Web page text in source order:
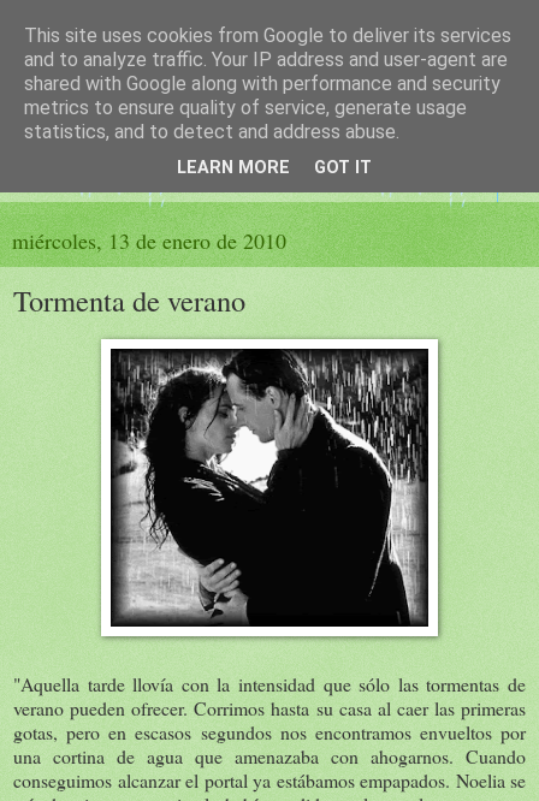
El sueño de las palabras
PÁGINA LITERARIA DE FELISA MORENO
miércoles, 13 de enero de 2010
Tormenta de verano
"Aquella tarde llovía con la intensidad que sólo las tormentas de
verano pueden ofrecer. Corrimos hasta su casa al caer las primeras
gotas, pero en escasos segundos nos encontramos envueltos por
una cortina de agua que amenazaba con ahogarnos. Cuando
conseguimos alcanzar el portal ya estábamos empapados. Noelia se
This site uses cookies from Google to deliver its services
and to analyze traffic. Your IP address and user-agent are
shared with Google along with performance and security
metrics to ensure quality of service, generate usage
statistics, and to detect and address abuse.
LEARN MORE GOT IT